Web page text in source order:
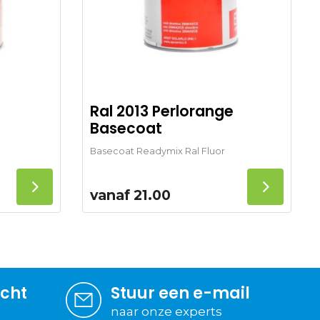
Ral 2013 Perlorange
Basecoat
Basecoat Readymix Ral Fluor
vanaf 21.00
Stuur een e-mail
naar onze experts